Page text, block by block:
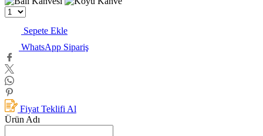
Sepete Ekle
WhatsApp Sipariş
Fiyat Teklifi Al
Ürün Adı